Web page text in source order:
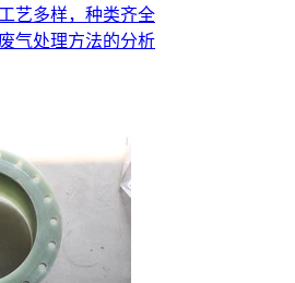
艺多样，种类齐全
气处理方法的分析